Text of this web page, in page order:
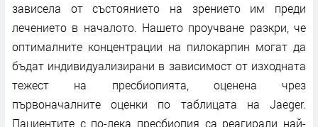
зависела от състоянието на зрението им преди
лечението в началото. Нашето проучване разкри, че
оптималните концентрации на пилокарпин могат да
бъдат индивидуализирани в зависимост от изходната
тежест на пресбиопията, оценена чрез
първоначалните оценки по таблицата на Jaeger.
Пациентите с по-лека пресбиопия са реагирали най-